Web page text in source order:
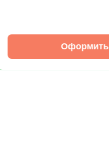
Оформить